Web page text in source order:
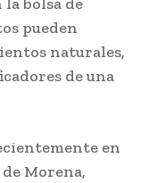
pueden
naturales,
de una
en
Morena,